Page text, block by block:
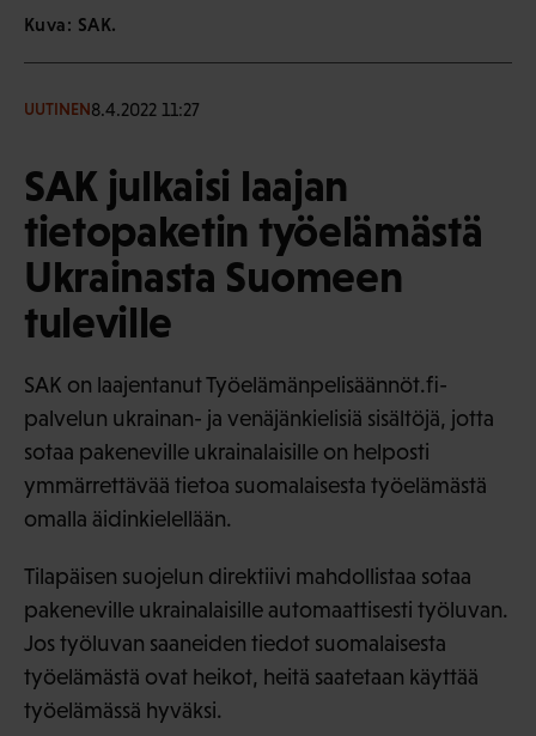
Kuva: SAK.
UUTINEN8.4.2022 11:27
SAK julkaisi laajan
tietopaketin työelämästä
Ukrainasta Suomeen
tuleville
SAK on laajentanut Työelämänpelisäännöt.fi-
palvelun ukrainan- ja venäjänkielisiä sisältöjä, jotta
sotaa pakeneville ukrainalaisille on helposti
ymmärrettävää tietoa suomalaisesta työelämästä
omalla äidinkielellään.
Tilapäisen suojelun direktiivi mahdollistaa sotaa
pakeneville ukrainalaisille automaattisesti työluvan.
Jos työluvan saaneiden tiedot suomalaisesta
työelämästä ovat heikot, heitä saatetaan käyttää
työelämässä hyväksi.